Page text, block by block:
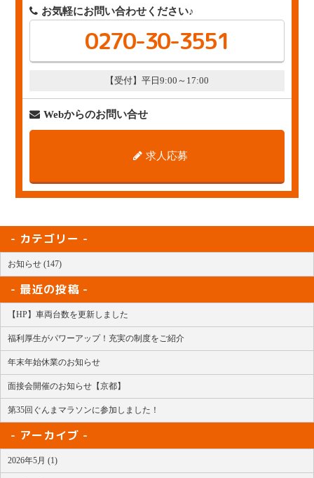
お気軽にお問い合わせください♪
0270-30-3551
【受付】平日9:00～17:00
Webからのお問い合せ
求人応募
カテゴリー
お知らせ (147)
最近の投稿
【HP】車両台数を更新しました
福利厚生がパワーアップ！充実の制度をご紹介
年末年始休業のお知らせ
面接会開催のお知らせ【京都】
第35回ぐんまマラソンに参加しました！
アーカイブ
2026年5月 (1)